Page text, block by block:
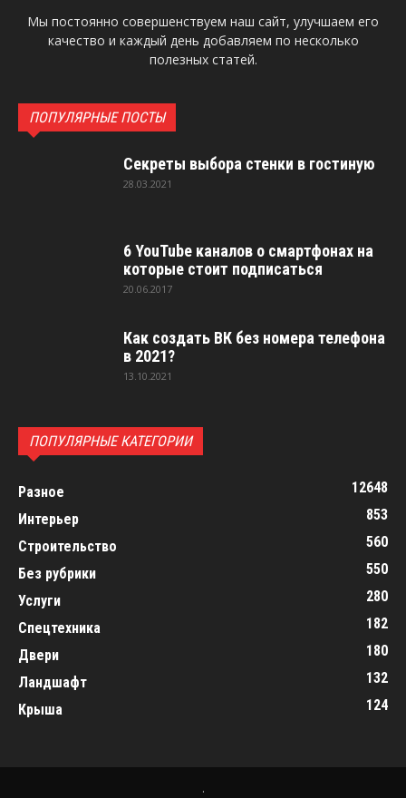
Мы постоянно совершенствуем наш сайт, улучшаем его
качество и каждый день добавляем по несколько
полезных статей.
ПОПУЛЯРНЫЕ ПОСТЫ
Секреты выбора стенки в гостиную
28.03.2021
6 YouTube каналов о смартфонах на
которые стоит подписаться
20.06.2017
Как создать ВК без номера телефона
в 2021?
13.10.2021
ПОПУЛЯРНЫЕ КАТЕГОРИИ
Разное
12648
Интерьер
853
Строительство
560
Без рубрики
550
Услуги
280
Спецтехника
182
Двери
180
Ландшафт
132
Крыша
124
.